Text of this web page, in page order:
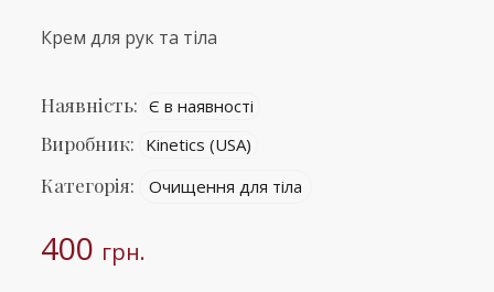
Крем для рук та тіла
Наявність: Є в наявності
Виробник: Kinetics (USA)
Категорія: Очищення для тіла
400 грн.